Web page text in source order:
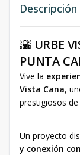
Descripción
🌇 URBE
PUNTA
Vive la
Vista Cana,
prestigiosos de
Un proyecto
y conexión